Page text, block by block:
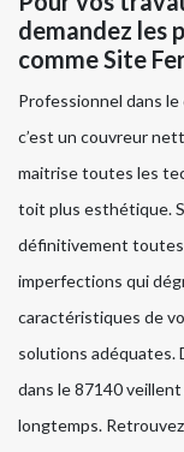
demandez les
comme Site
Professionnel dans
c’est un couvreur
maitrise toutes les
toit plus esthétique.
définitivement toutes
imperfections qui
caractéristiques de
solutions adéquates.
dans le 87140
longtemps.